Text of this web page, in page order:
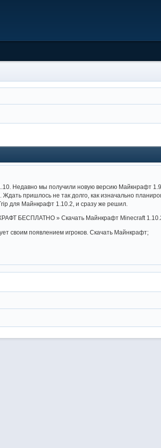
Недавно мы получили новую версию Майкнрафт
пришлось не так долго, как изначально
для Майнкрафт 1.10.2, и сразу же решил.
БЕСПЛАТНО » Скачать Майнкрафт Minecraft
своим появлением игроков. Скачать Майнкрафт;